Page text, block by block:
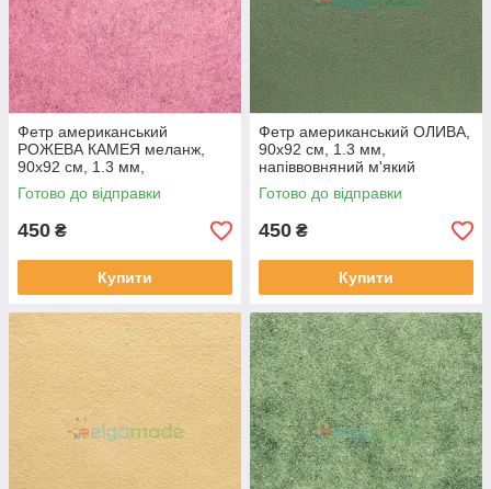
Фетр американський
РОЖЕВА КАМЕЯ меланж,
90x92 см, 1.3 мм,
напіввовняний м'який
Готово до відправки
450 ₴
Купити
Фетр американський ОЛИВА,
90x92 см, 1.3 мм,
напіввовняний м'який
Готово до відправки
450 ₴
Купити